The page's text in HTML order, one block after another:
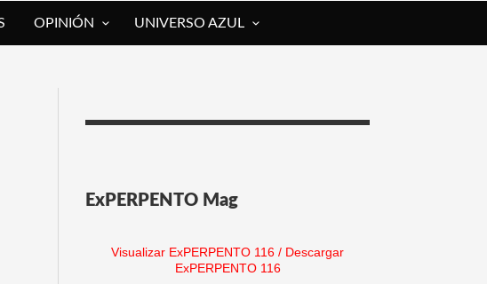
OPINIÓN UNIVERSO AZUL
ExPERPENTO Mag
Visualizar ExPERPENTO 116 / Descargar
ExPERPENTO 116